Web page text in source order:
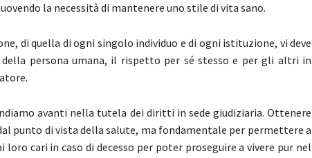
la necessità di mantenere uno stile di vita sano.
di quella di ogni singolo individuo e di ogni istituzione, vi deve
della persona umana, il rispetto per sé stesso e per gli altri in
avanti nella tutela dei diritti in sede giudiziaria. Ottenere
punto di vista della salute, ma fondamentale per permettere a
loro cari in caso di decesso per poter proseguire a vivere pur nel